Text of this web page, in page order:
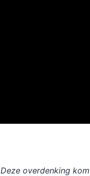
Deze overdenking